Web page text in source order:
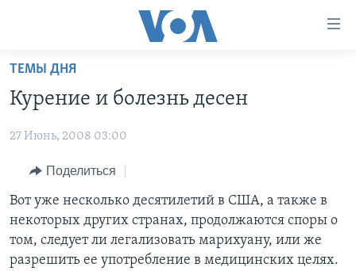
Перейти
основной
Перейти
навигации
Перейти
поиск
ПРОГРАММЫ
АМЕРИКА
НОВОСТИ ЗА МИНУТУ
ИТОГИ
ПОЧЕМУ ЭТО ВАЖНО?
ДИСКУССИЯ VOA
ПРОЕКТЫ
УЧИМ АНГЛИЙСКИЙ
НАША АМЕРИКАНСКАЯ ИСТОРИЯ
А КАК В АМЕРИКЕ?
АРТЕФАКТЫ
ЭКСПЕРТИЗА
ИНТЕРВЬЮ
ФАКТЫ ПРОТИВ ФЕЙКОВ
ЗА СВОБОДУ ПРЕССЫ
ТЕМЫ ДНЯ
Курение и болезнь десен
27 Июнь, 2008 03:00
Поделиться
Вот уже несколько десятилетий в США, а также в
некоторых других странах, продолжаются споры о
том, следует ли легализовать марихуану, или же
разрешить ее употребление в медицинских целях.